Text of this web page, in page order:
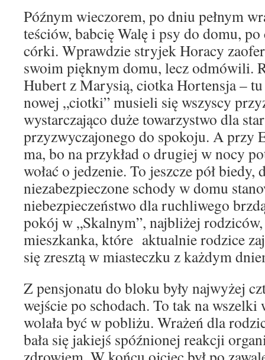
Późnym wieczorem, po dniu pełnym
teściów, babcię Walę i psy do domu,
córki. Wprawdzie stryjek Horacy
swoim pięknym domu, lecz odmówili.
Hubert z Marysią, ciotka Hortensja – tu
nowej „ciotki” musieli się wszyscy
wystarczająco duże towarzystwo dla
przyzwyczajonego do spokoju. A przy
ma, bo na przykład o drugiej w nocy
wołać o jedzenie. To jeszcze pół biedy,
niezabezpieczone schody w domu
niebezpieczeństwo dla ruchliwego
pokój w „Skalnym”, najbliżej
mieszkanka, które aktualnie rodzice
się zresztą w miasteczku z każdym
Z pensjonatu do bloku były najwyżej
wejście po schodach. To tak na
wolała być w pobliżu. Wrażeń dla
bała się jakiejś spóźnionej reakcji